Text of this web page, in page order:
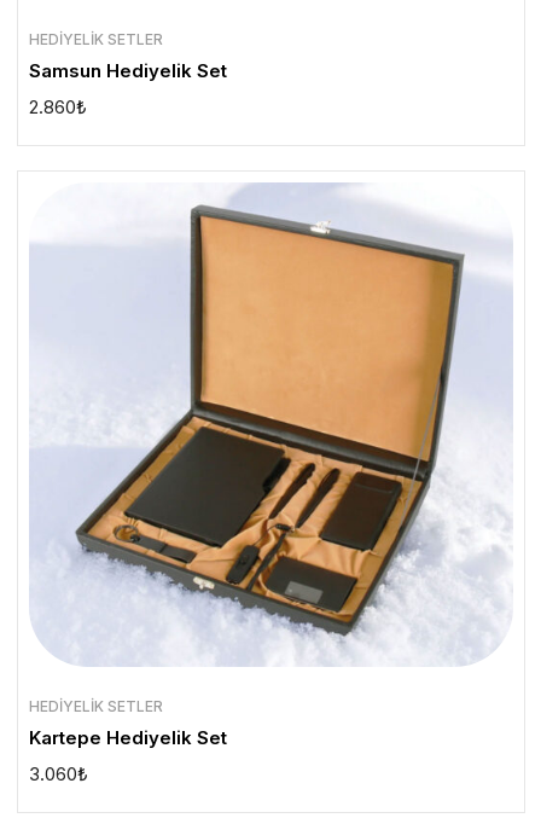
HEDIYELIK SETLER
Samsun Hediyelik Set
2.860₺
HEDIYELIK SETLER
Kartepe Hediyelik Set
3.060₺